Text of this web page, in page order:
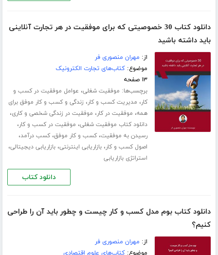
دانلود کتاب 30 خصوصیتی که برای موفقیت در هر تجارت آنلاینی
باید داشته باشید
از: مهران منصوری فر
موضوع:کتاب‌های تجارت الکترونیک
۱۳ صفحه
برچسب‌ها: موفقیت شغلی، عوامل موفقیت در کسب و
کار، مدیریت کسب و کار، زندگی و کسب و کار موفق برای
همه، موفقیت در کار، موفقیت در زندگی شخصی و کاری،
دانلود کتاب موفقیت شغلی، موفقیت در کسب و کار،
رسیدن به موفقیت،کسب و کار موفق،کسب درآمد،
اصول کسب و کار،بازاریابی اینترنتی،بازاریابی دیجیتالی،
استراتژی بازاریابی
دانلود کتاب
دانلود کتاب بوم مدل کسب و کار چیست و چطور باید آن را طراحی
کنیم؟
از: مهران منصوری فر
موضوع:کتاب‌های علوم اقتصادی